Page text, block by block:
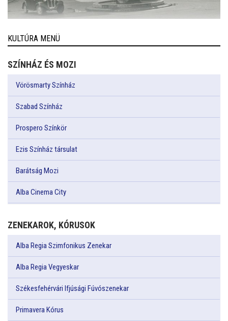
KULTÚRA MENÜ
SZÍNHÁZ ÉS MOZI
Vörösmarty Színház
Szabad Színház
Prospero Színkör
Ezis Színház társulat
Barátság Mozi
Alba Cinema City
ZENEKAROK, KÓRUSOK
Alba Regia Szimfonikus Zenekar
Alba Regia Vegyeskar
Székesfehérvári Ifjúsági Fúvószenekar
Primavera Kórus